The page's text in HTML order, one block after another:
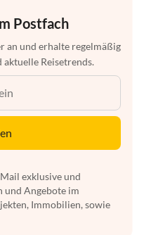
Postfach
an und erhalte regelmäßig
Reisetrends.
exklusive und
und Angebote im
Immobilien, sowie